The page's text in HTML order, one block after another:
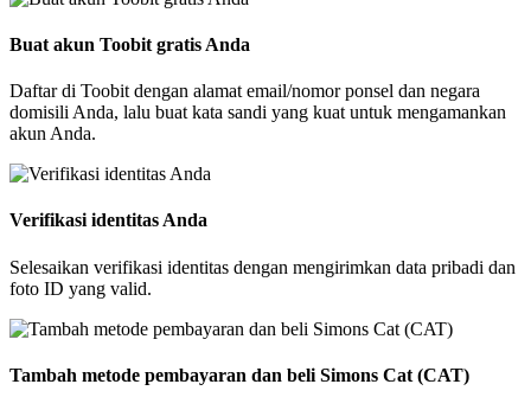
Buat akun Toobit gratis Anda
Daftar di Toobit dengan alamat email/nomor ponsel dan negara
domisili Anda, lalu buat kata sandi yang kuat untuk mengamankan
akun Anda.
Verifikasi identitas Anda
Selesaikan verifikasi identitas dengan mengirimkan data pribadi dan
foto ID yang valid.
Tambah metode pembayaran dan beli Simons Cat (CAT)